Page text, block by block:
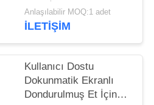
Gıda İşleme Şirketleri
için Çıkış Konveyör
Bandı ile
Anlaşılabilir MOQ:1 adet
İLETIŞIM
Kullanıcı Dostu
Dokunmatik Ekranlı
Dondurulmuş Et İçin